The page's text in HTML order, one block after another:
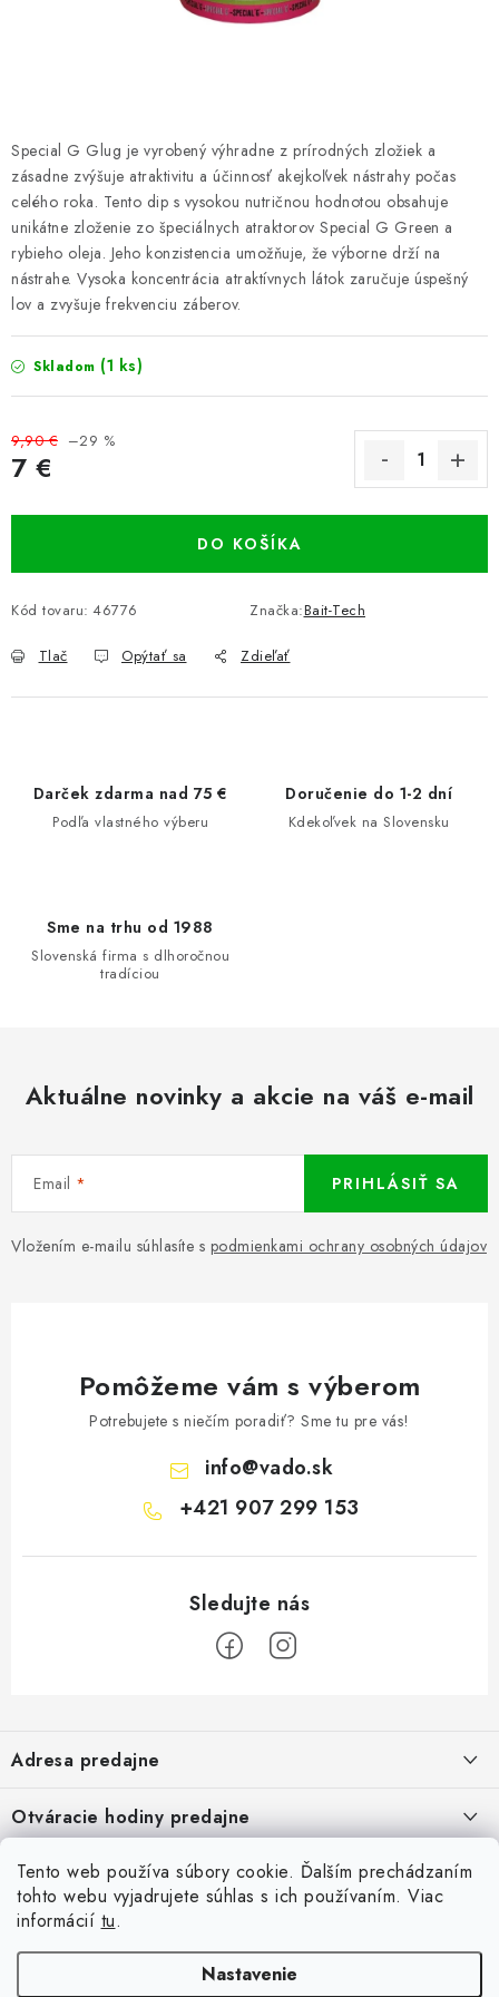
Tento web používa súbory cookie. Ďalším prechádzaním
tohto webu vyjadrujete súhlas s ich používaním. Viac
informácií tu.
Nastavenie
NAVIJAKY
PRÚTY
KONTAKTY
Special G Glug je vyrobený výhradne z prírodných zložiek a
zásadne zvýšuje atraktivitu a účinnosť akejkoľvek nástrahy počas
celého roka. Tento dip s vysokou nutričnou hodnotou obsahuje
unikátne zloženie zo špeciálnych atraktorov Special G Green a
rybieho oleja. Jeho konzistencia umožňuje, že výborne drží na
nástrahe. Vysoka koncentrácia atraktívnych látok zaručuje úspešný
lov a zvyšuje frekvenciu záberov.
Skladom (1 ks)
9,90 € –29 %
7 €
DO KOŠÍKA
Kód tovaru: 46776 Značka:Bait-Tech
Tlač Opýtať sa Zdieľať
Darček zdarma nad 75 €
Podľa vlastného výberu
Doručenie do 1-2 dní
Kdekoľvek na Slovensku
Sme na trhu od 1988
Slovenská firma s dlhoročnou
tradíciou
Aktuálne novinky a akcie na váš e-mail
Email
Vložením e-mailu súhlasíte s podmienkami ochrany osobných údajov
PRIHLÁSIŤ SA
Pomôžeme vám s výberom
Potrebujete s niečím poradiť? Sme tu pre vás!
info@vado.sk
+421 907 299 153
p
ä
t
Adresa predajne
Pekárska 4, 941 31 Dvory nad Žitavou
Pozrite si Google mapu
Pozrieť detail mapy »
Otváracie hodiny predajne
Sobota, Nedeľa: Zatvorené
Informácie pre Vás
Napíšte nám
Obchodné podmienky
Ochrana osobných údajov
Facebook